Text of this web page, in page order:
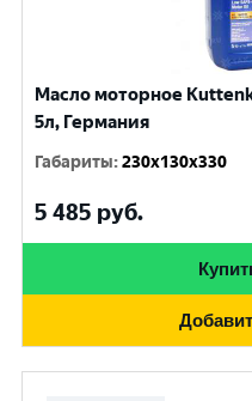
Масло моторное
5л, Германия
Габариты:230x130x330
5 485 руб.